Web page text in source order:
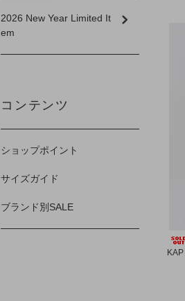
2026 New Year Limited It
em
コンテンツ
ショップポイント
サイズガイド
ブランド別SALE